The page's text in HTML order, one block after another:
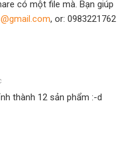
có một file mà. Bạn giúp
, or: 0983221762
thành 12 sản phẩm :-d